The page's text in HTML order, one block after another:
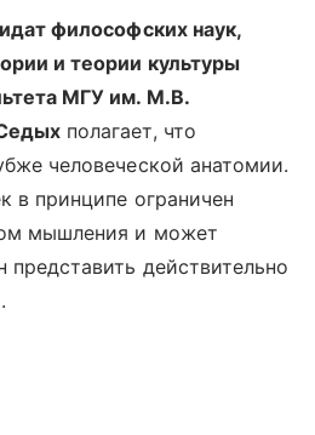
философских наук,
и теории культуры
МГУ им. М.В.
полагает, что
человеческой анатомии.
в принципе ограничен
мышления и может
представить действительно